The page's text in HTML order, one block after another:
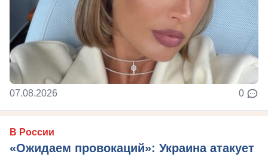
07.08.2026 0
В России
«Ожидаем провокаций»: Украина атакует